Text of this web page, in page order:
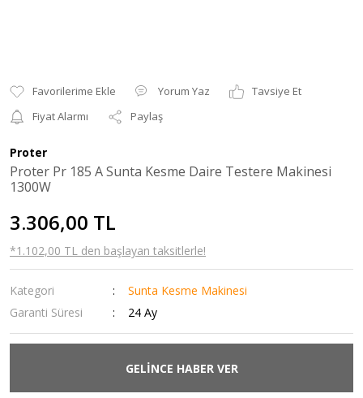
Yorum Yaz
Tavsiye Et
Fiyat Alarmı
Paylaş
Proter
Proter Pr 185 A Sunta Kesme Daire Testere Makinesi
1300W
3.306,00 TL
*1.102,00 TL den başlayan taksitlerle!
Kategori
Sunta Kesme Makinesi
Garanti Süresi
24 Ay
GELİNCE HABER VER